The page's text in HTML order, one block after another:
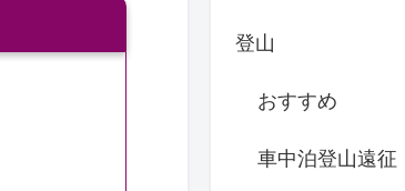
登山
おすすめ
車中泊登山遠征